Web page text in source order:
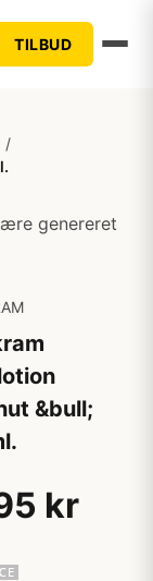
TILBUD
/
genereret
&bull;
kr